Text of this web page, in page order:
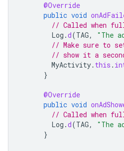
@Override
public void
// Called when
Log .d(TAG, "The
// Make sure to
// show it a
MyActivity. this .
}
@Override
public void
// Called when
Log .d(TAG, "The
}